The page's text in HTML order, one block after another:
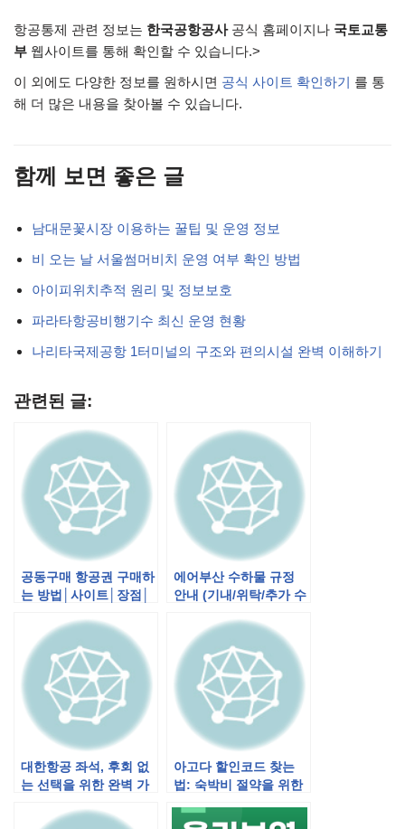
항공통제 관련 정보는 한국공항공사공식 홈페이지나 국토교통
부 웹사이트를 통해 확인할 수 있습니다.>
이 외에도 다양한 정보를 원하시면 공식 사이트 확인하기 를 통
해 더 많은 내용을 찾아볼 수 있습니다.
함께 보면 좋은 글
남대문꽃시장 이용하는 꿀팁 및 운영 정보
비 오는 날 서울썸머비치 운영 여부 확인 방법
아이피위치추적 원리 및 정보보호
파라타항공비행기수 최신 운영 현황
나리타국제공항 1터미널의 구조와 편의시설 완벽 이해하기
관련된 글:
공동구매 항공권 구매하
는 방법│사이트│장점│
에어부산 수하물 규정
안내 (기내/위탁/추가 수
대한항공 좌석, 후회 없
는 선택을 위한 완벽 가
아고다 할인코드 찾는
법: 숙박비 절약을 위한